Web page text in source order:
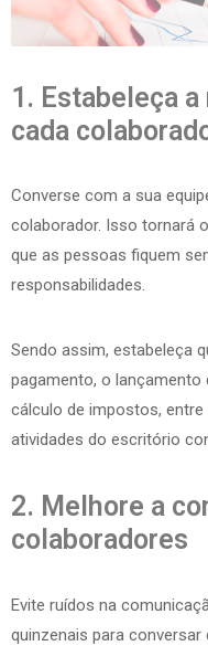
1. Estabeleça
cada
Converse com a sua
colaborador. Isso tornará
que as pessoas fiquem
responsabilidades.
Sendo assim, estabeleça
pagamento, o lançamento
cálculo de impostos,
atividades do escritório
2. Melhore a
colaboradores
Evite ruídos na
quinzenais para